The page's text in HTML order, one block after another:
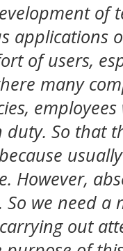
of
applications
of users,
many
duty. So that
However,
we need
out